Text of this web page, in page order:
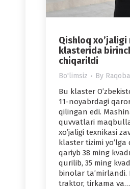
Qishloq
klasterida
chiqarildi
Bo'limsiz By
Bu klaster
11-noyabrdagi
qilingan edi.
quvvatlari
xoʼjaligi texnikasi
klaster tizimi
qariyb 38 ming
qurilib, 35 ming
binolar taʼmirlandi.
traktor, tirkama va…